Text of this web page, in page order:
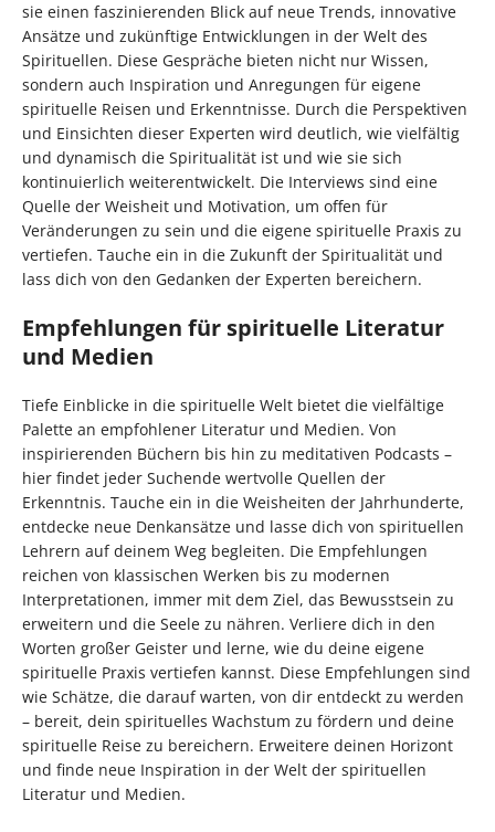
sie einen faszinierenden Blick auf neue Trends, innovative
Ansätze und zukünftige Entwicklungen in der Welt des
Spirituellen. Diese Gespräche bieten nicht nur Wissen,
sondern auch Inspiration und Anregungen für eigene
spirituelle Reisen und Erkenntnisse. Durch die Perspektiven
und Einsichten dieser Experten wird deutlich, wie vielfältig
und dynamisch die Spiritualität ist und wie sie sich
kontinuierlich weiterentwickelt. Die Interviews sind eine
Quelle der Weisheit und Motivation, um offen für
Veränderungen zu sein und die eigene spirituelle Praxis zu
vertiefen. Tauche ein in die Zukunft der Spiritualität und
lass dich von den Gedanken der Experten bereichern.
Empfehlungen für spirituelle Literatur
und Medien
Tiefe Einblicke in die spirituelle Welt bietet die vielfältige
Palette an empfohlener Literatur und Medien. Von
inspirierenden Büchern bis hin zu meditativen Podcasts –
hier findet jeder Suchende wertvolle Quellen der
Erkenntnis. Tauche ein in die Weisheiten der Jahrhunderte,
entdecke neue Denkansätze und lasse dich von spirituellen
Lehrern auf deinem Weg begleiten. Die Empfehlungen
reichen von klassischen Werken bis zu modernen
Interpretationen, immer mit dem Ziel, das Bewusstsein zu
erweitern und die Seele zu nähren. Verliere dich in den
Worten großer Geister und lerne, wie du deine eigene
spirituelle Praxis vertiefen kannst. Diese Empfehlungen sind
wie Schätze, die darauf warten, von dir entdeckt zu werden
– bereit, dein spirituelles Wachstum zu fördern und deine
spirituelle Reise zu bereichern. Erweitere deinen Horizont
und finde neue Inspiration in der Welt der spirituellen
Literatur und Medien.